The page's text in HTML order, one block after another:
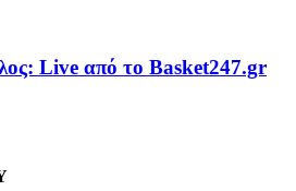
Live από το Basket247.gr